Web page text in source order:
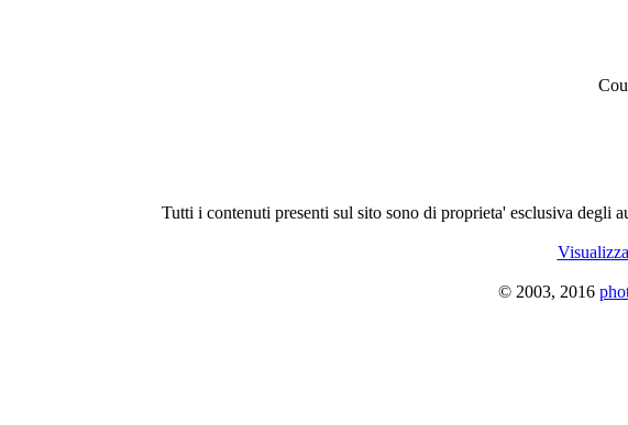
Tutti i contenuti presenti sul sito sono di proprieta' esclusiva degli
© 2003, 2016